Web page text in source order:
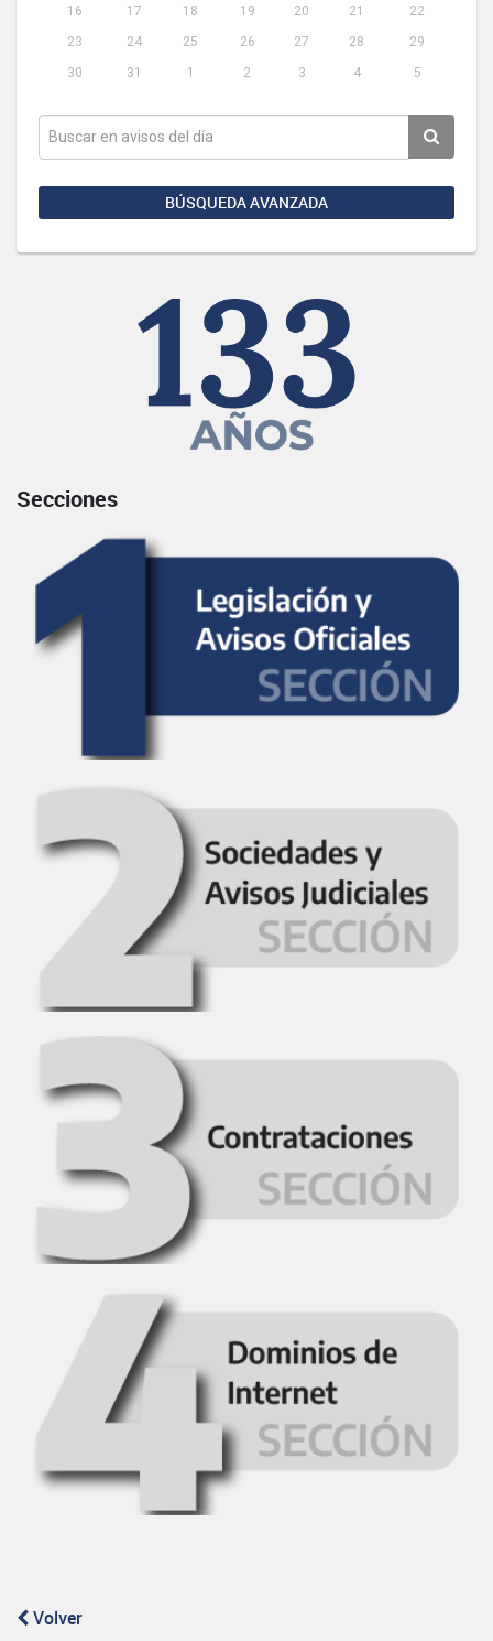
16
17 18 19 20 21
22
23
24 25 26 27 28
29
30
31 1 2 3 4 5
BÚSQUEDA AVANZADA
Secciones
Volver